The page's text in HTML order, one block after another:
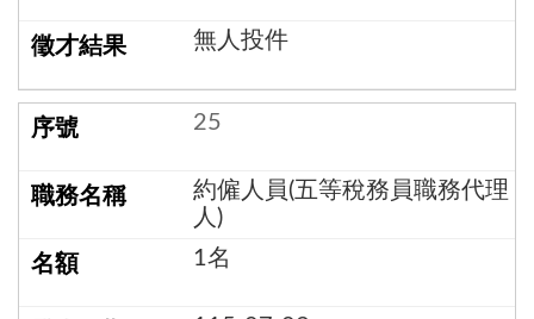
無人投件
25
約僱人員(五等稅務員職務代理
人)
1名